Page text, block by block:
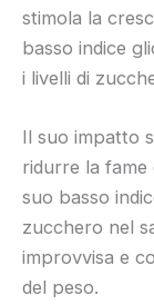
stimola la
basso indice
i livelli di
Il suo impatto
ridurre la fame
suo basso
zucchero nel
improvvisa e
del peso.